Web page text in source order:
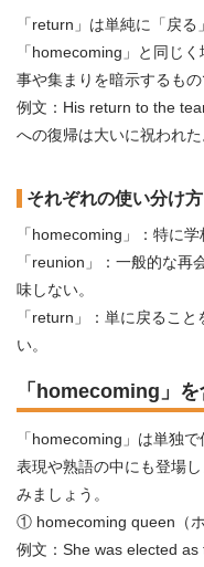
「return」は単純に「戻
「homecoming」と同じ
事や集まりを暗示するもの
例文：His return to the
への復帰は大いに祝われた
それぞれの使い分け方
「homecoming」：特に
「reunion」：一般的な
味しない。
「return」：単に戻るこ
い。
「homecoming」
「homecoming」は単独
表現や熟語の中にも登場
みましょう。
① homecoming queen（ホ
例文：She was elected